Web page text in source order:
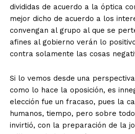
divididas de acuerdo a la óptica
mejor dicho de acuerdo a los
convengan al grupo al que se
afines al gobierno verán lo
contra solamente las cosas
Si lo vemos desde una
como lo hace la oposición, es
elección fue un fracaso, pues la
humanos, tiempo, pero sobre
invirtió, con la preparación de la